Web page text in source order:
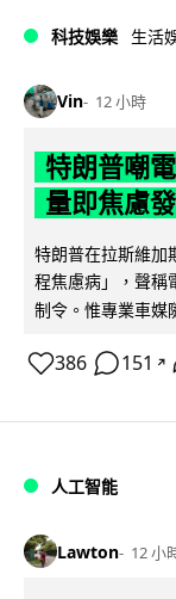
科技娛樂 生活
Vin 12 小時
特朗普嘲
量即焦慮
特朗普在拉斯維加
程焦慮病」，聲稱
制令。惟專業車媒
386 151 ↗
人工智能
Lawton 12 小